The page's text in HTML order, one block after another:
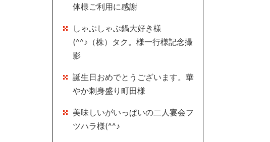
体様ご利用に感謝
しゃぶしゃぶ鍋大好き様
(^^♪（株）タク。様一行様記念撮
影
誕生日おめでとうございます。華
やか刺身盛り町田様
美味しいがいっぱいの二人宴会フ
ツハラ様(^^♪